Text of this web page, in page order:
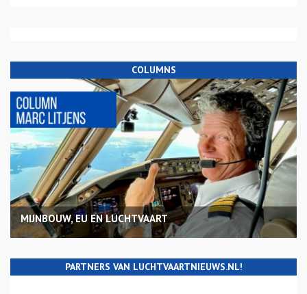
COLUMNS
MIJNBOUW, EU EN LUCHTVAART
PARTNERS VAN LUCHTVAARTNIEUWS.NL!